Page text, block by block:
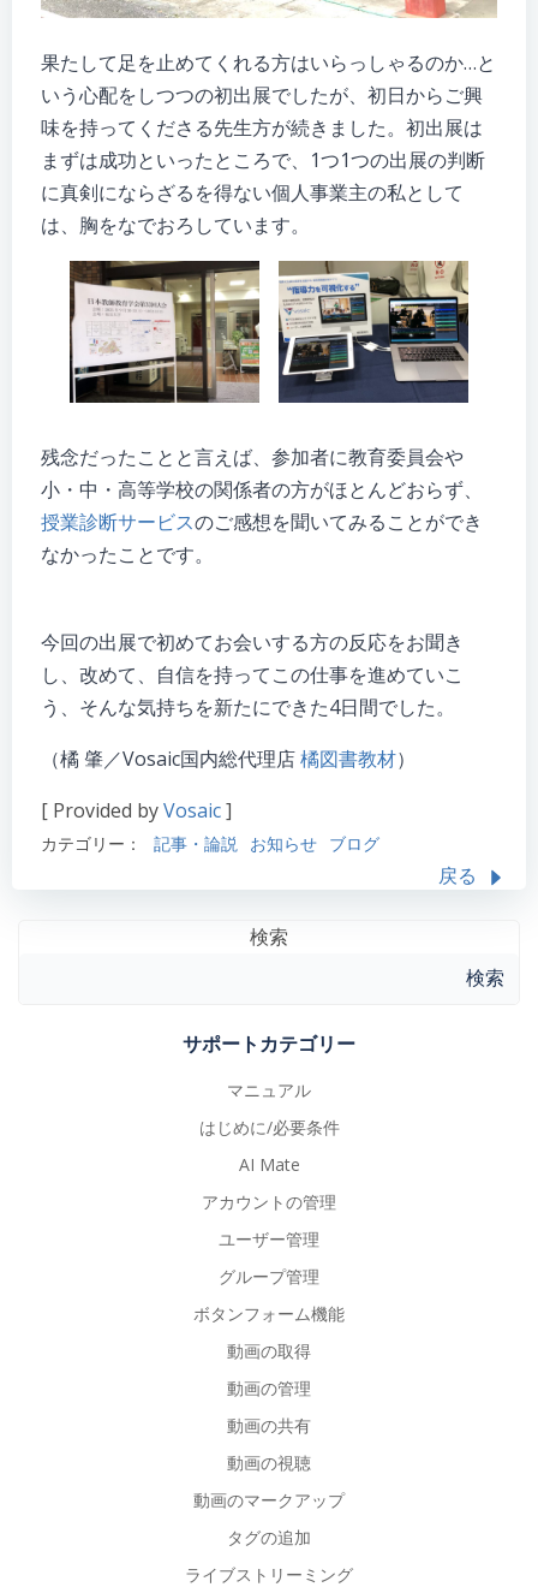
果たして足を止めてくれる方はいらっしゃるのか…と
いう心配をしつつの初出展でしたが、初日からご興
味を持ってくださる先生方が続きました。初出展は
まずは成功といったところで、1つ1つの出展の判断
に真剣にならざるを得ない個人事業主の私として
は、胸をなでおろしています。
残念だったことと言えば、参加者に教育委員会や
小・中・高等学校の関係者の方がほとんどおらず、
授業診断サービスのご感想を聞いてみることができ
なかったことです。
今回の出展で初めてお会いする方の反応をお聞き
し、改めて、自信を持ってこの仕事を進めていこ
う、そんな気持ちを新たにできた4日間でした。
（橘 肇／Vosaic国内総代理店橘図書教材）
[ Provided byVosaic]
カテゴリー： 記事・論説 お知らせ ブログ
戻る
検索
検索
サポートカテゴリー
マニュアル
はじめに/必要条件
AI Mate
アカウントの管理
ユーザー管理
グループ管理
ボタンフォーム機能
動画の取得
動画の管理
動画の共有
動画の視聴
動画のマークアップ
タグの追加
ライブストリーミング